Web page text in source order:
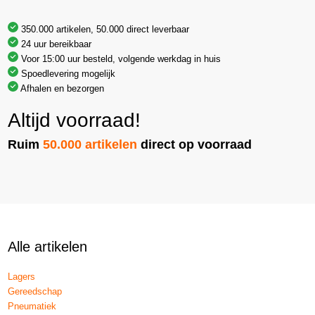
350.000 artikelen, 50.000 direct leverbaar
24 uur bereikbaar
Voor 15:00 uur besteld, volgende werkdag in huis
Spoedlevering mogelijk
Afhalen en bezorgen
Altijd voorraad!
Ruim50.000 artikelen direct op voorraad
Alle artikelen
Lagers
Gereedschap
Pneumatiek